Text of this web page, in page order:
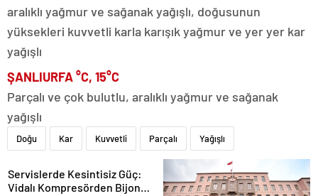
aralıklı yağmur ve sağanak yağışlı, doğusunun
yüksekleri kuvvetli karla karışık yağmur ve yer yer kar
yağışlı
ŞANLIURFA °C, 15°C
Parçalı ve çok bulutlu, aralıklı yağmur ve sağanak
yağışlı
Doğu Kar Kuvvetli Parçalı Yağışlı
Servislerde Kesintisiz Güç:
Vidalı Kompresörden Bijon